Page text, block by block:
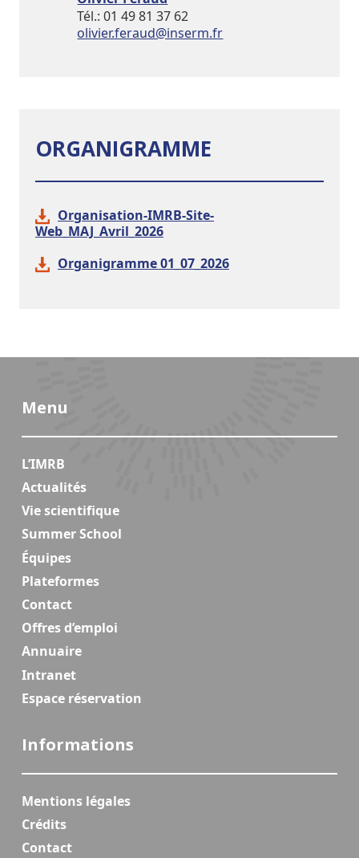
Tél.: 01 49 81 37 62
rf.mresni@duaref.reivilo
ORGANIGRAMME
Organisation-IMRB-Site-
Web_MAJ_Avril_2026
Organigramme 01_07_2026
Menu
L’IMRB
Actualités
Vie scientifique
Summer School
Équipes
Plateformes
Contact
Offres d’emploi
Annuaire
Intranet
Espace réservation
Informations
Mentions légales
Crédits
Contact